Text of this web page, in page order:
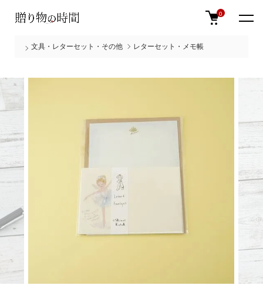
0
文具・レターセット・その他 レターセット・メモ帳